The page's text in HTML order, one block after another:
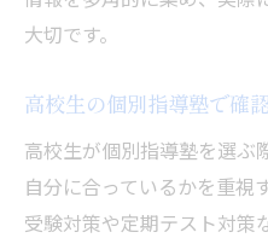
大切です。
高校生の個別指導塾で確
高校生が個別指導塾を選ぶ
自分に合っているかを重視
受験対策や定期テスト対策